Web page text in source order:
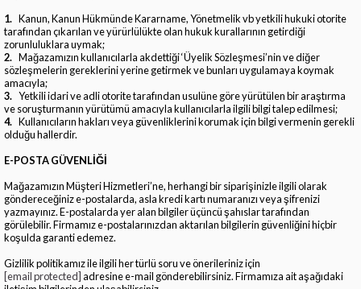
1. Kanun, Kanun Hükmünde Kararname, Yönetmelik vb yetkili hukuki otorite
tarafından çıkarılan ve yürürlülükte olan hukuk kurallarının getirdiği
zorunluluklara uymak;
2. Mağazamızın kullanıcılarla akdettiği ‘Üyelik Sözleşmesi’nin ve diğer
sözleşmelerin gereklerini yerine getirmek ve bunları uygulamaya koymak
amacıyla;
3. Yetkili idari ve adli otorite tarafından usulüne göre yürütülen bir araştırma
ve soruşturmanın yürütümü amacıyla kullanıcılarla ilgili bilgi talep edilmesi;
4. Kullanıcıların hakları veya güvenliklerini korumak için bilgi vermenin gerekli
olduğu hallerdir.
E-POSTA GÜVENLİĞİ
Mağazamızın Müşteri Hizmetleri’ne, herhangi bir siparişinizle ilgili olarak
göndereceğiniz e-postalarda, asla kredi kartı numaranızı veya şifrenizi
yazmayınız. E-postalarda yer alan bilgiler üçüncü şahıslar tarafından
görülebilir. Firmamız e-postalarınızdan aktarılan bilgilerin güvenliğini hiçbir
koşulda garanti edemez.
Gizlilik politikamız ile ilgili her türlü soru ve önerileriniz için
[email protected] adresine e-mail gönderebilirsiniz. Firmamıza ait aşağıdaki